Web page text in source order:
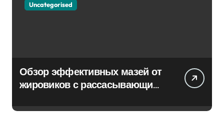
Uncategorised
Обзор эффективных мазей от
жировиков с рассасывающим